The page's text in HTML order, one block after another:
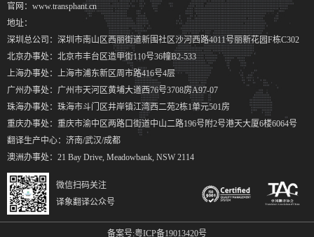
官网：www.transphant.cn
地址：
深圳总公司：深圳市南山区西丽街道新围社区沙河西路4011号丽新花园F栋C302
北京办事处：北京市丰台区造甲街110号36幢B2-533
上海办事处：上海市浦东新区周市路416号4层
广州办事处：广州市天河区黄埔大道西76号3708房A97-07
珠海办事处：珠海市斗门区井岸镇江湾西二苑2栋1单元501房
重庆办事处：重庆市渝中区两路口街道中山二路196号附2号港天大厦6楼6064号
翻译生产中心：济南/武汉/成都
澳洲办事处：21 Bay Drive, Meadowbank, NSW 2114
微信扫码关注
译象翻译公众号
备案号:粤ICP备19013420号